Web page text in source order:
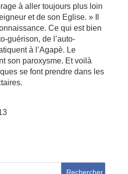
à aller toujours plus loin
et de son Eglise. » Il
Ce qui est bien
guérison, de l’auto-
à l’Agapè. Le
son paroxysme. Et voilà
se font prendre dans les